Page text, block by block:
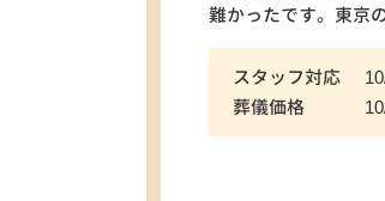
難かったです。東京
スタッフ対応
葬儀価格